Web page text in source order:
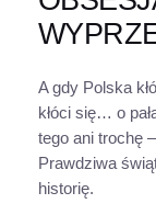
A gdy Polska
kłóci się… o
tego ani trochę
Prawdziwa
historię.